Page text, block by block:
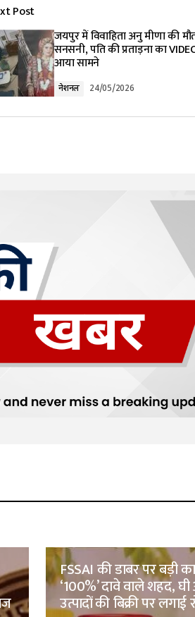
are marked*
Post
जयपुर में विवाहिता अनु मीणा की
सनसनी, पति की प्रताड़ना का
आया सामने
नेशनल 24/05/2026
FSSAI की डाबर पर बड़ी
‘100%’ दावे वाले शहद,
उत्पादों की बिक्री पर लगाई